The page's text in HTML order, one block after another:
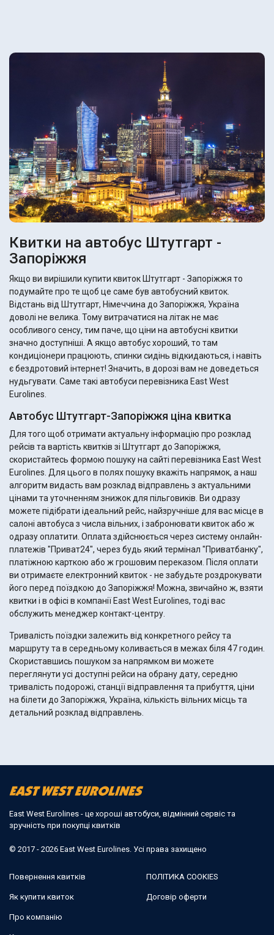
Квитки на автобус Штутгарт -
Запоріжжя
Якщо ви вирішили купити квиток Штутгарт - Запоріжжя то
подумайте про те щоб це саме був автобусний квиток.
Відстань від Штутгарт, Німеччина до Запоріжжя, Україна
доволі не велика. Тому витрачатися на літак не має
особливого сенсу, тим паче, що ціни на автобусні квитки
значно доступніші. А якщо автобус хороший, то там
кондиціонери працюють, спинки сидінь відкидаються, і навіть
є бездротовий інтернет! Значить, в дорозі вам не доведеться
нудьгувати. Саме такі автобуси перевізника East West
Eurolines.
Автобус Штутгарт-Запоріжжя ціна квитка
Для того щоб отримати актуальну інформацію про розклад
рейсів та вартість квитків зі Штутгарт до Запоріжжя,
скористайтесь формою пошуку на сайті перевізника East West
Eurolines. Для цього в полях пошуку вкажіть напрямок, а наш
алгоритм видасть вам розклад відправлень з актуальними
цінами та уточненням знижок для пільговиків. Ви одразу
можете підібрати ідеальний рейс, найзручніше для вас місце в
салоні автобуса з числа вільних, і забронювати квиток або ж
одразу оплатити. Оплата здійснюється через систему онлайн-
платежів "Приват24", через будь який термінал "Приватбанку",
платіжною карткою або ж грошовим переказом. Після оплати
ви отримаєте електронний квиток - не забудьте роздрокувати
його перед поїздкою до Запоріжжя! Можна, звичайно ж, взяти
квитки і в офісі в компанії East West Eurolines, тоді вас
обслужить менеджер контакт-центру.
Тривалість поїздки залежить від конкретного рейсу та
маршруту та в середньому коливається в межах біля 47 годин.
Скориставшись пошуком за напрямком ви можете
переглянути усі доступні рейси на обрану дату, середню
тривалість подорожі, станції відправлення та прибуття, ціни
на білети до Запоріжжя, Україна, кількість вільних місць та
детальний розклад відправлень.
East West Eurolines - це хороші автобуси, відмінний сервіс та
зручність при покупці квитків
© 2017 - 2026 East West Eurolines. Усі права захищено
Повернення квитків
Як купити квиток
Про компанію
ПОЛІТИКА COOKIES
Договір оферти